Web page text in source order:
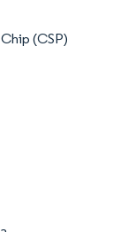
(CSP)